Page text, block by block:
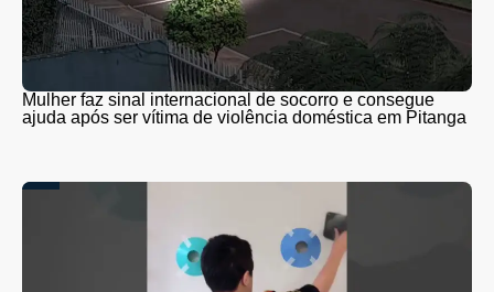
Mulher faz sinal internacional de socorro e consegue
ajuda após ser vítima de violência doméstica em Pitanga